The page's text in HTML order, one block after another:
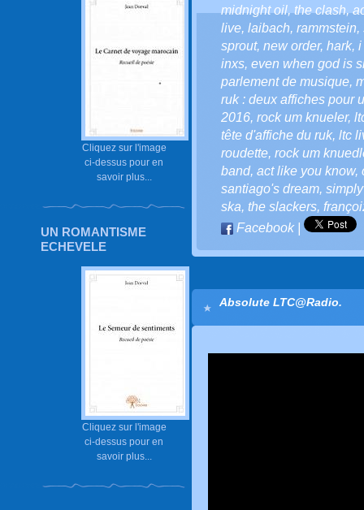
Cliquez sur l'image
ci-dessus pour en
savoir plus...
UN ROMANTISME
ECHEVELE
Cliquez sur l'image
ci-dessus pour en
savoir plus...
midnight oil,the clash,
live, laibach, rammstein,
sprout, new order, hark, i
inxs, even when god is
parlement de musique,
ruk : deux affiches pour
2016, rock um knueler,
tête d'affiche du ruk, ltc
roudette, rock um
band, act like you know,
santiago's dream,
ska, the slackers,
Facebook|
Absolute LTC@Radio.